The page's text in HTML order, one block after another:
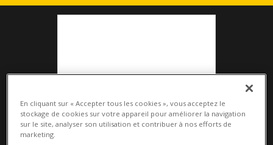
En cliquant sur « Accepter tous les cookies », vous acceptez le
stockage de cookies sur votre appareil pour améliorer la navigation
sur le site, analyser son utilisation et contribuer à nos efforts de
marketing.